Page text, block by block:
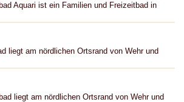
Aquari ist ein Familien und Freizeitbad in
liegt am nördlichen Ortsrand von Wehr und
liegt am nördlichen Ortsrand von Wehr und